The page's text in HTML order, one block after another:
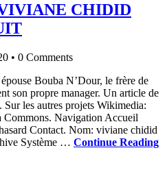
CHIDID
• 0 Comments
Bouba N’Dour, le frère de
son propre manager. Un article de
les autres projets Wikimedia:
Navigation Accueil
Contact. Nom: viviane chidid
Système … Continue Reading